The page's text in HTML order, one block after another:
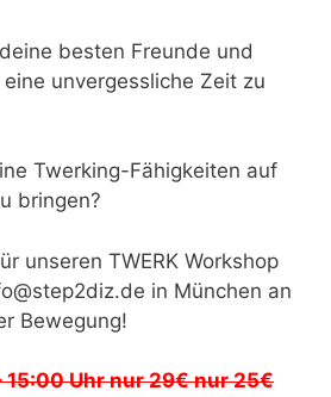
besten Freunde und
unvergessliche Zeit zu
Twerking-Fähigkeiten auf
bringen?
unseren TWERK Workshop
in München an
Bewegung!
15:00 Uhr nur 29€ nur 25€